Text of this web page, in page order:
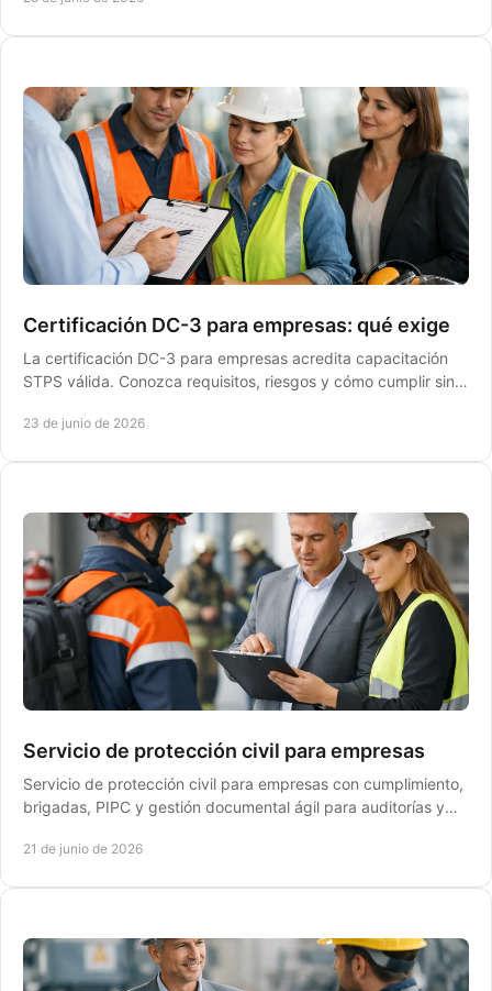
Certificación DC-3 para empresas: qué exige
La certificación DC-3 para empresas acredita capacitación
STPS válida. Conozca requisitos, riesgos y cómo cumplir sin
23 de junio de 2026
Servicio de protección civil para empresas
Servicio de protección civil para empresas con cumplimiento,
brigadas, PIPC y gestión documental ágil para auditorías y
21 de junio de 2026